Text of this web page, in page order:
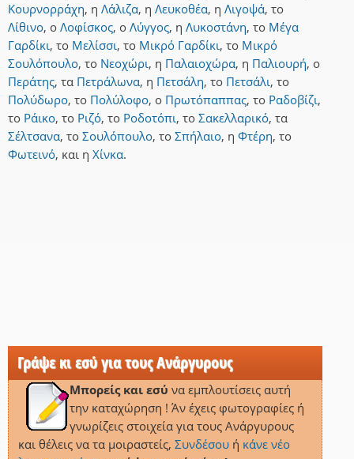
Κουρνορράχη, η Λάλιζα, η Λευκοθέα, η Λιγοψά, το
Λίθινο, ο Λοφίσκος, ο Λύγγος, η Λυκοστάνη, το Μέγα
Γαρδίκι, το Μελίσσι, το Μικρό Γαρδίκι, το Μικρό
Σουλόπουλο, το Νεοχώρι, η Παλαιοχώρα, η Παλιουρή, ο
Περάτης, τα Πετράλωνα, η Πετσάλη, το Πετσάλι, το
Πολύδωρο, το Πολύλοφο, ο Πρωτόπαππας, το Ραδοβίζι,
το Ράικο, το Ριζό, το Ροδοτόπι, το Σακελλαρικό, τα
Σέλτσανα, το Σουλόπουλο, το Σπήλαιο, η Φτέρη, το
Φωτεινό, και η Χίνκα.
Γράψε κι εσύ για τους Ανάργυρους
Μπορείς και εσύ να εμπλουτίσεις αυτή
την καταχώρηση ! Άν έχεις φωτογραφίες ή
γνωρίζεις στοιχεία για τους Ανάργυρους
και θέλεις να τα μοιραστείς, Συνδέσουή κάνε νέο